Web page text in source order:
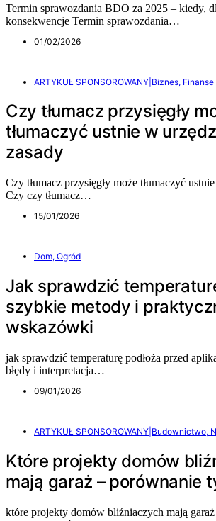
Termin sprawozdania BDO za 2025 – kiedy,
konsekwencje Termin sprawozdania…
01/02/2026
ARTYKUŁ SPONSOROWANY|Biznes, Finanse
Czy tłumacz przysięgły
tłumaczyć ustnie w
zasady
Czy tłumacz przysięgły może tłumaczyć
Czy czy tłumacz…
15/01/2026
Dom, Ogród
Jak sprawdzić
szybkie metody i
wskazówki
jak sprawdzić temperaturę podłoża przed
błędy i interpretacja…
09/01/2026
ARTYKUŁ SPONSOROWANY|Budownictwo,
Które projekty domów
mają garaż – porównanie
które projekty domów bliźniaczych mają